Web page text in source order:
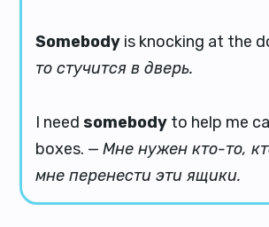
Somebody is knocking at the
то стучится в дверь.
I needsomebody to help me
boxes. —Мне нужен кто-то,
мне перенести эти ящики.